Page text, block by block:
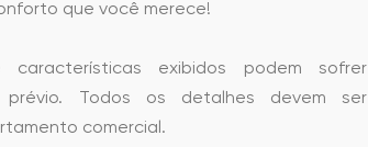
que você merece!
exibidos podem sofrer
Todos os detalhes devem ser
comercial.